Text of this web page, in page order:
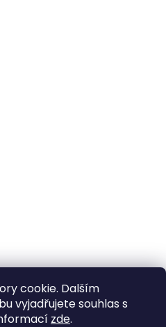
cookie. Dalším
vyjadřujete souhlas s
zde.